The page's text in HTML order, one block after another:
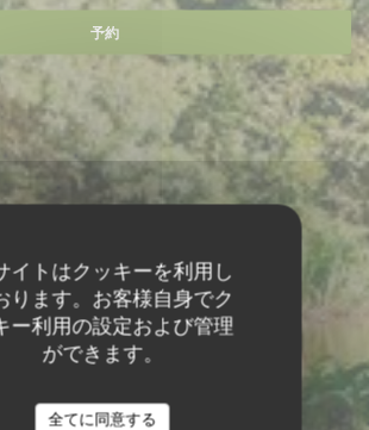
イトはクッキーを利用し
ります。お客様自身でク
ー利用の設定および管理
ができます。
全てに同意する
予約